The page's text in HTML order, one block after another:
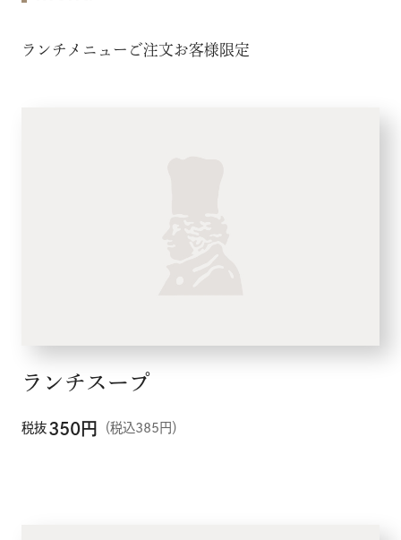
ランチメニューご注文お客様限定
ランチスープ
税抜 350円 （税込385円）